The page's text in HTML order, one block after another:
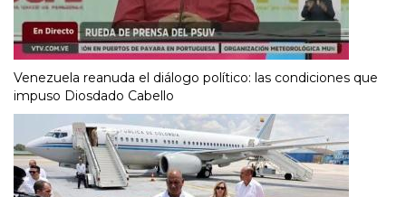
Venezuela reanuda el diálogo político: las condiciones que
impuso Diosdado Cabello